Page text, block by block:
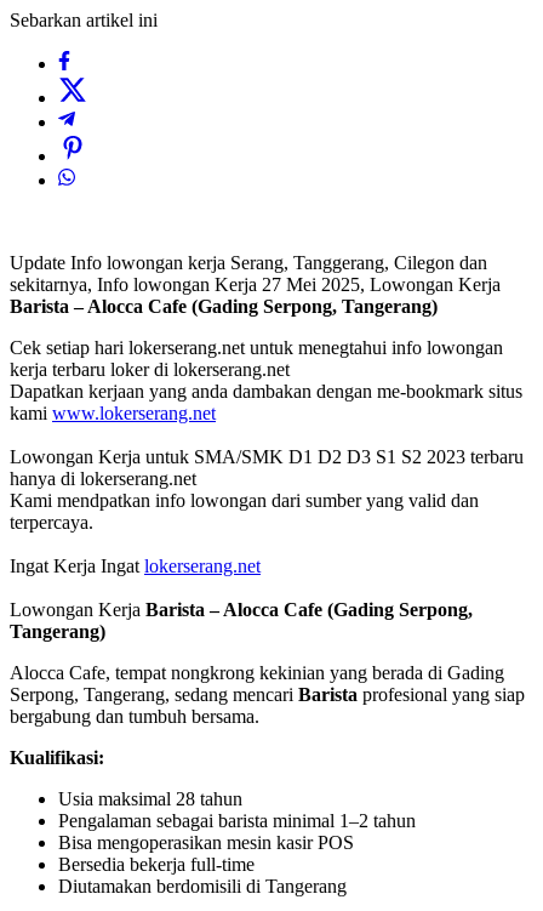
Sebarkan artikel ini
Update Info lowongan kerja Serang, Tanggerang, Cilegon dan
sekitarnya, Info lowongan Kerja 27 Mei 2025, Lowongan Kerja
Barista – Alocca Cafe (Gading Serpong, Tangerang)
Cek setiap hari lokerserang.net untuk menegtahui info lowongan
kerja terbaru loker di lokerserang.net
Dapatkan kerjaan yang anda dambakan dengan me-bookmark situs
kami www.lokerserang.net
Lowongan Kerja untuk SMA/SMK D1 D2 D3 S1 S2 2023 terbaru
hanya di lokerserang.net
Kami mendpatkan info lowongan dari sumber yang valid dan
terpercaya.
Ingat Kerja Ingat lokerserang.net
Lowongan Kerja Barista – Alocca Cafe (Gading Serpong,
Tangerang)
Alocca Cafe, tempat nongkrong kekinian yang berada di Gading
Serpong, Tangerang, sedang mencari Barista profesional yang siap
bergabung dan tumbuh bersama.
Kualifikasi:
Usia maksimal 28 tahun
Pengalaman sebagai barista minimal 1–2 tahun
Bisa mengoperasikan mesin kasir POS
Bersedia bekerja full-time
Diutamakan berdomisili di Tangerang